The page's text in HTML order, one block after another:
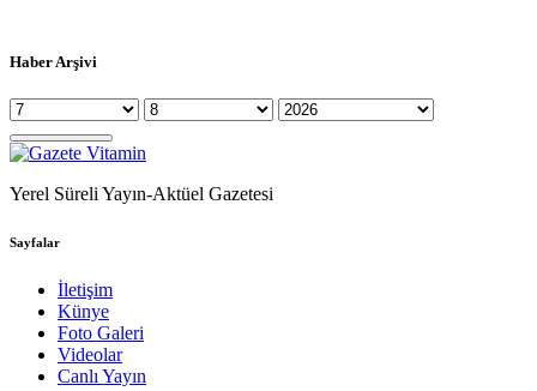
Haber Arşivi
Yerel Süreli Yayın-Aktüel Gazetesi
Sayfalar
İletişim
Künye
Foto Galeri
Videolar
Canlı Yayın